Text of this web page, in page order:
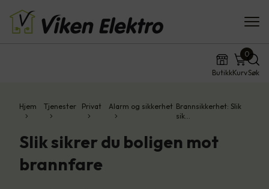
ButikkKurv
0
Søk
Hjem Tjenester Privat Alarm og sikkerhet Brannsikkerhet: Slik
sik…
Slik sikrer du boligen mot
brannfare